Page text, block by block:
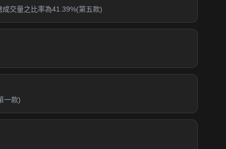
交量之比率為41.39%(第五款)
一款)